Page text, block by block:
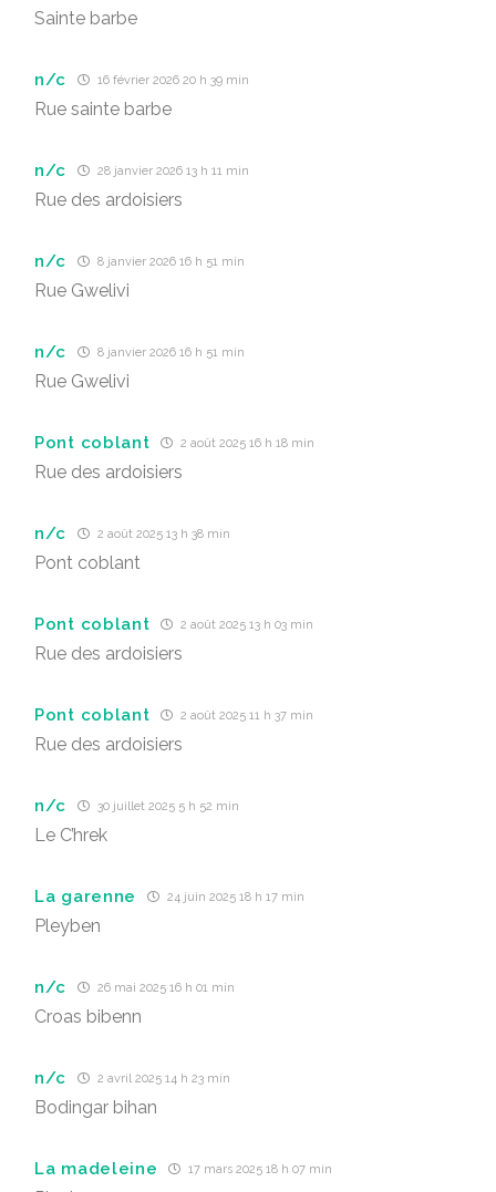
Sainte barbe
n/c 16 février 2026 20 h 39 min
Rue sainte barbe
n/c 28 janvier 2026 13 h 11 min
Rue des ardoisiers
n/c 8 janvier 2026 16 h 51 min
Rue Gwelivi
n/c 8 janvier 2026 16 h 51 min
Rue Gwelivi
Pont coblant 2 août 2025 16 h 18 min
Rue des ardoisiers
n/c 2 août 2025 13 h 38 min
Pont coblant
Pont coblant 2 août 2025 13 h 03 min
Rue des ardoisiers
Pont coblant 2 août 2025 11 h 37 min
Rue des ardoisiers
n/c 30 juillet 2025 5 h 52 min
Le C’hrek
La garenne 24 juin 2025 18 h 17 min
Pleyben
n/c 26 mai 2025 16 h 01 min
Croas bibenn
n/c 2 avril 2025 14 h 23 min
Bodingar bihan
La madeleine 17 mars 2025 18 h 07 min